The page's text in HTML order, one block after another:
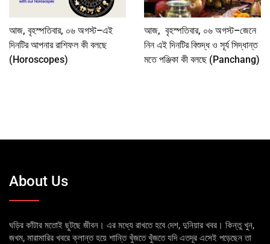
আজ, বৃহস্পতিবার, ০৬ অগস্ট–এই
দিনটির আপনার রাশিফল কী বলছে
(Horoscopes)
আজ, বৃহস্পতিবার, ০৬ অগস্ট–জেনে
নিন এই দিনটির বিশুদ্ধ ও সূর্য সিদ্ধান্ত
মতে পঞ্জিকা কী বলছে (Panchang)
About Us
ঘড়ির কাঁটার মতোই ছুটছে জীবন। এর মধ্যে রাখতে হবে দেশ, দুনিয়ার খবর। কিন্তু খুন,
জখম, মারামারির খবরে ক্লান্ত হয়ে শান্তি খুঁজতে খুঁজতে যদি এতদূর এসেই পড়েছেন তা